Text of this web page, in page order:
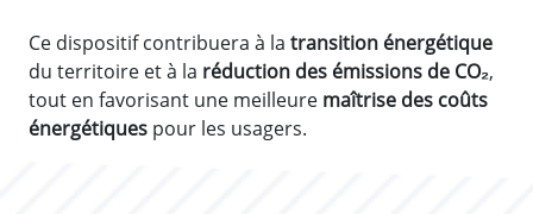
Ce dispositif contribuera à la transition énergétique
du territoire et à la réduction des émissions de CO₂,
tout en favorisant une meilleure maîtrise des coûts
énergétiques pour les usagers.